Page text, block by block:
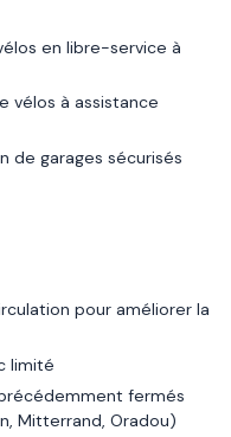
en libre-service à
vélos à assistance
de garages sécurisés
pour améliorer la
limité
fermés
Mitterrand, Oradou)